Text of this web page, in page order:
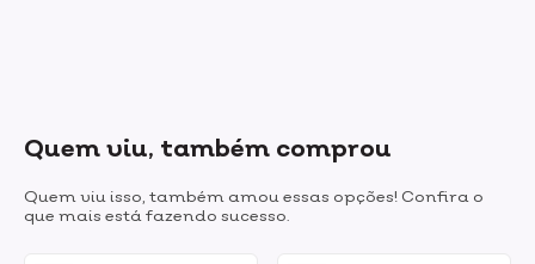
Quem viu, também comprou
Quem viu isso, também amou essas opções! Confira o
que mais está fazendo sucesso.